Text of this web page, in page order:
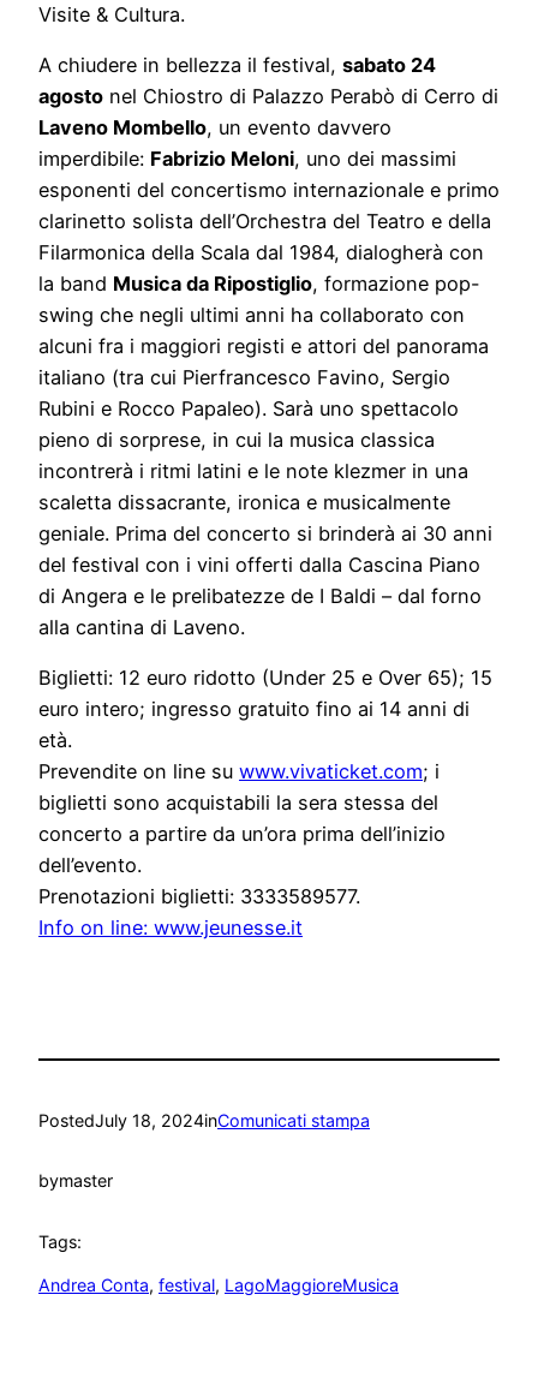
Visite & Cultura.
A chiudere in bellezza il festival, sabato 24
agosto nel Chiostro di Palazzo Perabò di Cerro di
Laveno Mombello, un evento davvero
imperdibile: Fabrizio Meloni, uno dei massimi
esponenti del concertismo internazionale e primo
clarinetto solista dell’Orchestra del Teatro e della
Filarmonica della Scala dal 1984, dialogherà con
la band Musica da Ripostiglio, formazione pop-
swing che negli ultimi anni ha collaborato con
alcuni fra i maggiori registi e attori del panorama
italiano (tra cui Pierfrancesco Favino, Sergio
Rubini e Rocco Papaleo). Sarà uno spettacolo
pieno di sorprese, in cui la musica classica
incontrerà i ritmi latini e le note klezmer in una
scaletta dissacrante, ironica e musicalmente
geniale. Prima del concerto si brinderà ai 30 anni
del festival con i vini offerti dalla Cascina Piano
di Angera e le prelibatezze de I Baldi – dal forno
alla cantina di Laveno.
Biglietti: 12 euro ridotto (Under 25 e Over 65); 15
euro intero; ingresso gratuito fino ai 14 anni di
età.
Prevendite on line su www.vivaticket.com; i
biglietti sono acquistabili la sera stessa del
concerto a partire da un’ora prima dell’inizio
dell’evento.
Prenotazioni biglietti: 3333589577.
Info on line: www.jeunesse.it
PostedJuly 18, 2024inComunicati stampa
bymaster
Tags:
Andrea Conta, festival, LagoMaggioreMusica